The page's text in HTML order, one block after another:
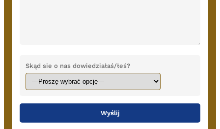
Skąd sie o nas dowiedziałaś/łeś?